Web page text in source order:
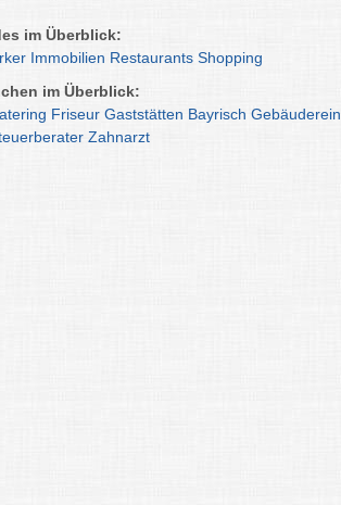
im Überblick:
Immobilien Restaurants Shopping
im Überblick:
Friseur Gaststätten Bayrisch
Zahnarzt